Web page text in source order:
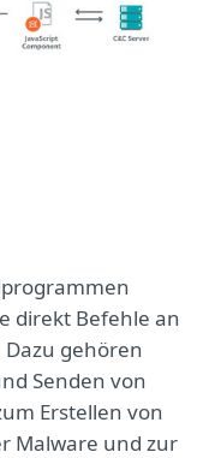
direkt Befehle an
gehören
Senden von
Erstellen von
Malware und zur